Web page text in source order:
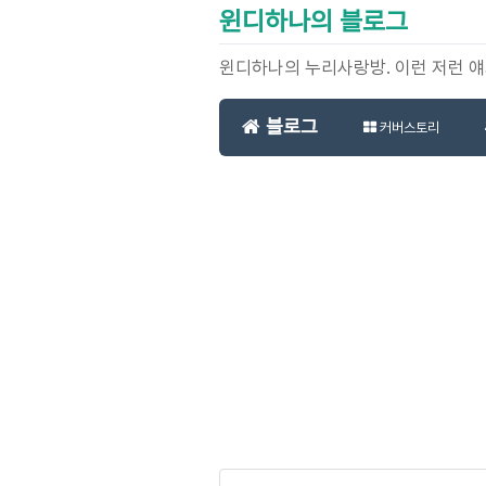
윈디하나의 블로그
윈디하나의 누리사랑방. 이런 저런 얘
블로그 커버스토리